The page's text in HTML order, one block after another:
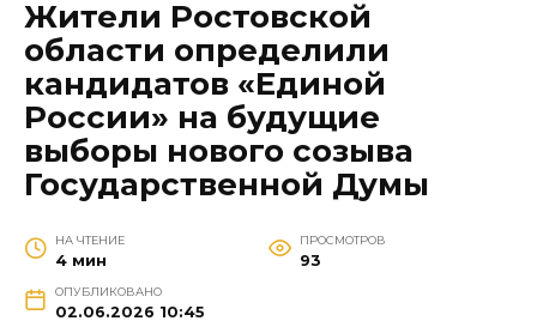
Жители Ростовской
области определили
кандидатов «Единой
России» на будущие
выборы нового созыва
Государственной Думы
НА ЧТЕНИЕ
4 мин
ПРОСМОТРОВ
93
ОПУБЛИКОВАНО
02.06.2026 10:45